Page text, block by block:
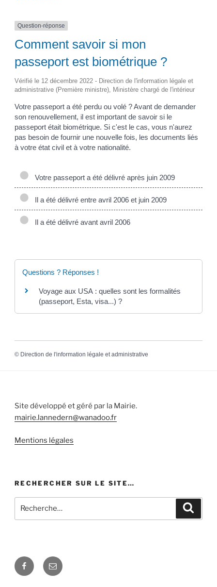
Question-réponse
Comment savoir si mon
passeport est biométrique ?
Vérifié le 12 décembre 2022 - Direction de l'information légale et
administrative (Première ministre), Ministère chargé de l'intérieur
Votre passeport a été perdu ou volé ? Avant de demander
son renouvellement, il est important de savoir si le
passeport était biométrique. Si c'est le cas, vous n'aurez
pas besoin de fournir une nouvelle fois, les documents liés
à votre état civil et à votre nationalité.
Votre passeport a été délivré après juin 2009
Il a été délivré entre avril 2006 et juin 2009
Il a été délivré avant avril 2006
Questions ? Réponses !
Voyage aux USA : quelles sont les formalités
(passeport, Esta, visa...) ?
© Direction de l'information légale et administrative
Site développé et géré par la Mairie.
mairie.lannedern@wanadoo.fr
Mentions légales
RECHERCHER SUR LE SITE…
pour
Facebook
E-
mail